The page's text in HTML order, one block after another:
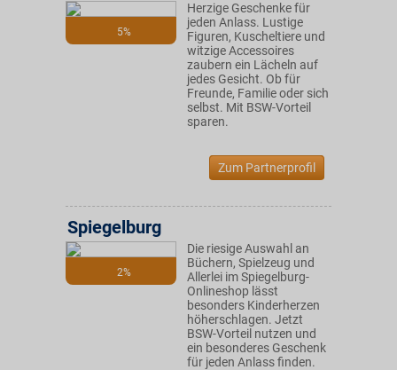
5%
Herzige Geschenke für
jeden Anlass. Lustige
Figuren, Kuscheltiere und
witzige Accessoires
zaubern ein Lächeln auf
jedes Gesicht. Ob für
Freunde, Familie oder sich
selbst. Mit BSW-Vorteil
sparen.
Zum Partnerprofil
2%
Spiegelburg
Die riesige Auswahl an
Büchern, Spielzeug und
Allerlei im Spiegelburg-
Onlineshop lässt
besonders Kinderherzen
höherschlagen. Jetzt
BSW-Vorteil nutzen und
ein besonderes Geschenk
für jeden Anlass finden.